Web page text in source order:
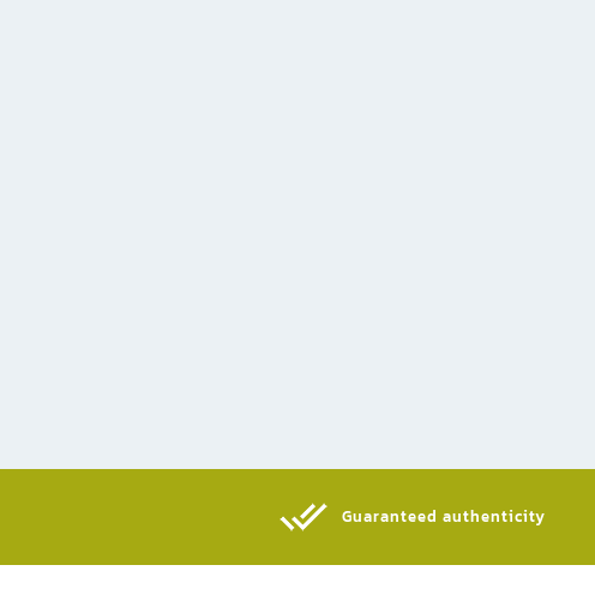
Guaranteed authenticity​